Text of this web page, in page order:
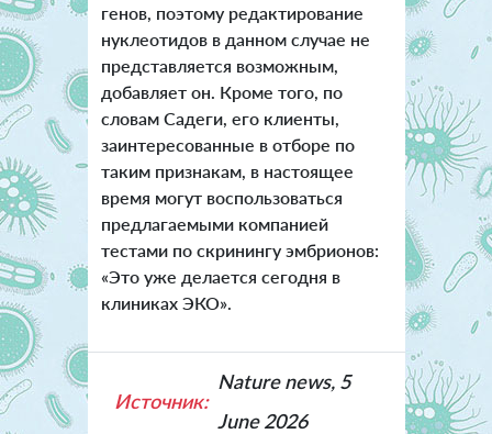
генов, поэтому редактирование
нуклеотидов в данном случае не
представляется возможным,
добавляет он. Кроме того, по
словам Садеги, его клиенты,
заинтересованные в отборе по
таким признакам, в настоящее
время могут воспользоваться
предлагаемыми компанией
тестами по скринингу эмбрионов:
«Это уже делается сегодня в
клиниках ЭКО».
Источник:
Nature news, 5
June 2026